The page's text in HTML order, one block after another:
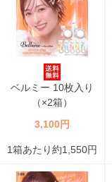
ベルミー 10枚入り
（×2箱）
3,100円
1箱あたり約1,550円